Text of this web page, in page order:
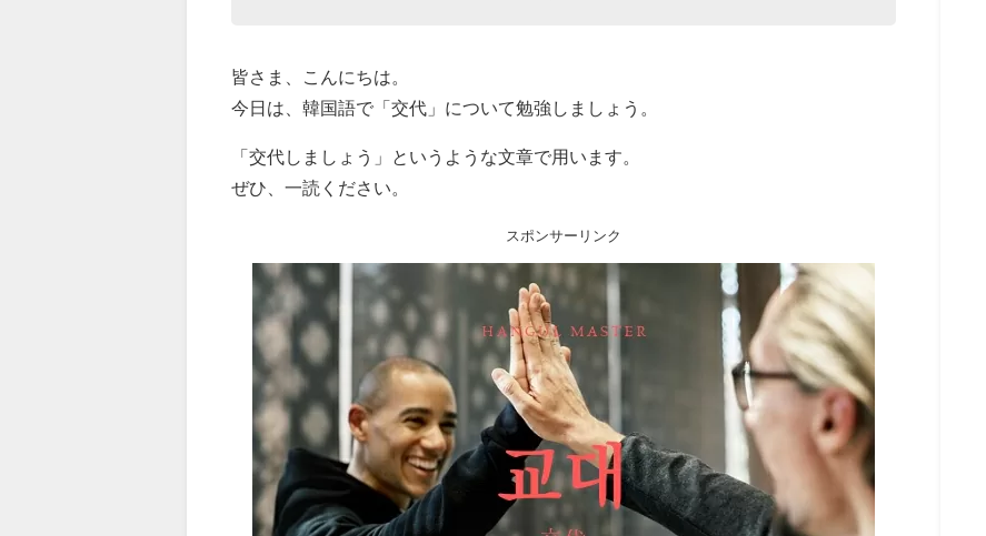
皆さま、こんにちは。
今日は、韓国語で「交代」について勉強しましょう。
「交代しましょう」というような文章で用います。
ぜひ、一読ください。
スポンサーリンク